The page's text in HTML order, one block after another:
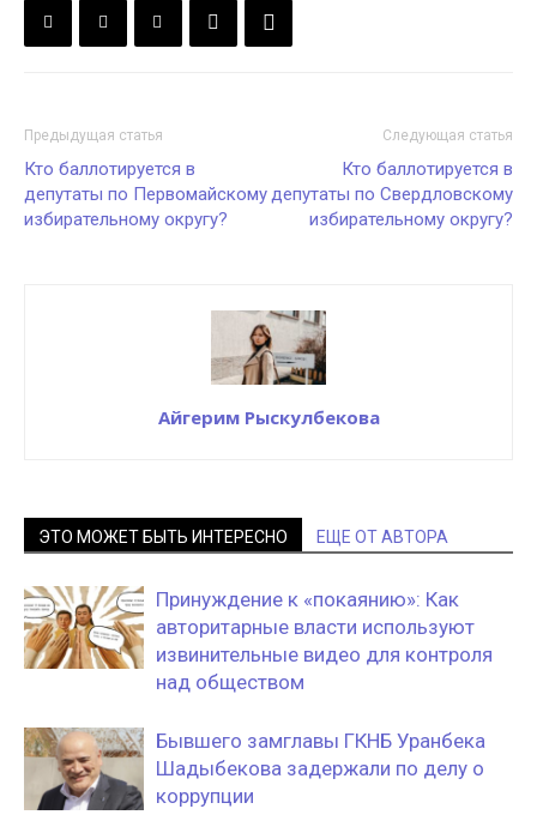
Предыдущая статья
Кто баллотируется в
депутаты по Первомайскому
избирательному округу?
Следующая статья
Кто баллотируется в
депутаты по Свердловскому
избирательному округу?
Айгерим Рыскулбекова
ЭТО МОЖЕТ БЫТЬ ИНТЕРЕСНО ЕЩЕ ОТ АВТОРА
Принуждение к «покаянию»: Как
авторитарные власти используют
извинительные видео для контроля
над обществом
Бывшего замглавы ГКНБ Уранбека
Шадыбекова задержали по делу о
коррупции